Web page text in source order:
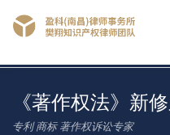
《著作权法》新
专利 商标 著作权诉讼专家